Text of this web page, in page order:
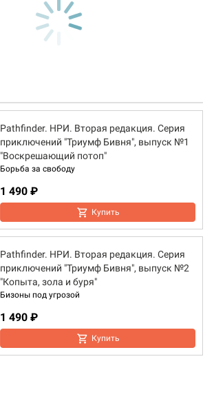
Pathfinder. НРИ. Вторая редакция. Серия
приключений "Триумф Бивня", выпуск №1
"Воскрешающий потоп"
Борьба за свободу
1 490 ₽
Купить
Pathfinder. НРИ. Вторая редакция. Серия
приключений "Триумф Бивня", выпуск №2
"Копыта, зола и буря"
Бизоны под угрозой
1 490 ₽
Купить